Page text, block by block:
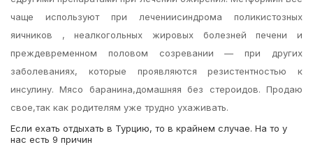
чаще используют при лечениисиндрома поликистозных
яичников , неалкогольных жировых болезней печени и
преждевременном половом созревании — при других
заболеваниях, которые проявляются резистентностью к
инсулину. Мясо баранина,домашняя без стероидов. Продаю
свое,так как родителям уже трудно ухаживать.
Если ехать отдыхать в Турцию, то в крайнем случае. На то у
нас есть 9 причин